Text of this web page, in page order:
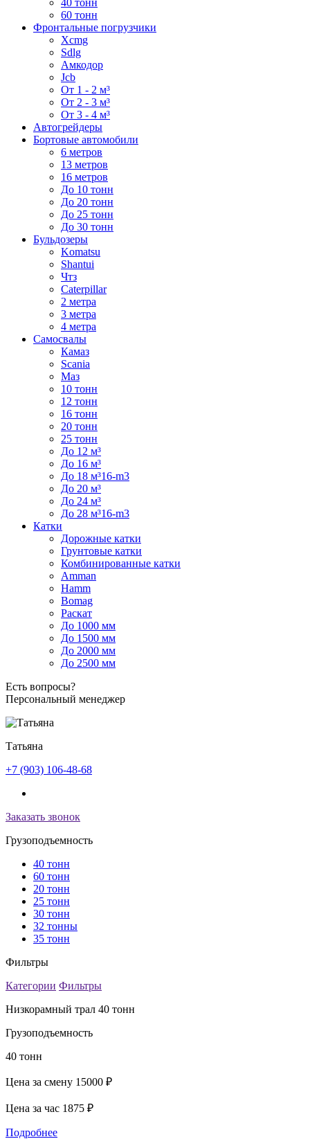
60 тонн
Фронтальные погрузчики
Xcmg
Sdlg
Амкодор
Jcb
От 1 - 2 м³
От 2 - 3 м³
От 3 - 4 м³
Автогрейдеры
Бортовые автомобили
6 метров
13 метров
16 метров
До 10 тонн
До 20 тонн
До 25 тонн
До 30 тонн
Бульдозеры
Komatsu
Shantui
Чтз
Caterpillar
2 метра
3 метра
4 метра
Самосвалы
Камаз
Scania
Маз
10 тонн
12 тонн
16 тонн
20 тонн
25 тонн
До 12 м³
До 16 м³
До 18 м³16-m3
До 20 м³
До 24 м³
До 28 м³16-m3
Катки
Дорожные катки
Грунтовые катки
Комбинированные катки
Amman
Hamm
Bomag
Раскат
До 1000 мм
До 1500 мм
До 2000 мм
До 2500 мм
Есть вопросы?
Персональный менеджер
Татьяна
+7 (903) 106-48-68
Заказать звонок
Грузоподъемность
40 тонн
60 тонн
20 тонн
25 тонн
30 тонн
32 тонны
35 тонн
Фильтры
Категории Фильтры
Низкорамный трал 40 тонн
Грузоподъемность
40 тонн
Цена за смену 15000 ₽
Цена за час 1875 ₽
Подробнее